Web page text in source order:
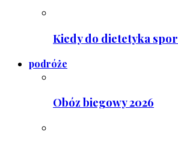
Kiedy do dietetyka
podróże
Obóz biegowy 2026